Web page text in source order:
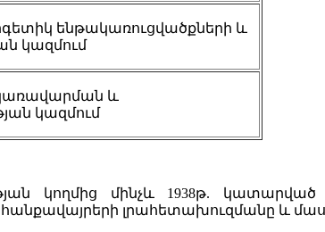
ենթակառուցվածքների և
կազմում
կառավարման և
կազմում
կողմից մինչև 1938թ.
լրահետախուզմանը և